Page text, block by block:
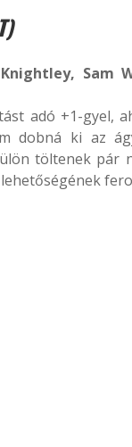
Sam
adó +1-gyel,
dobná ki az
töltenek pár